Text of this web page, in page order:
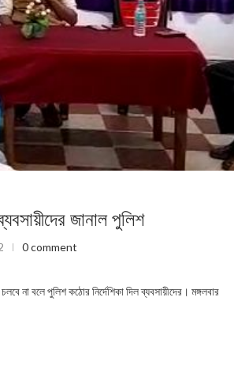
জানাল পুলিশ
0 comment
বলে পুলিশ কঠোর নির্দেশিকা দিল ব্যবসায়ীদের। মঙ্গলবার